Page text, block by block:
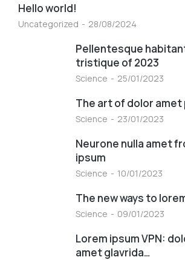
Hello world!
Uncategorized 28/08/2024
Pellentesque
tristique of 2023
Science 25/01/2023
The art of dolor
Science 23/01/2023
Neurone nulla amet
ipsum
Science 10/01/2023
The new ways to
Science 09/01/2023
Lorem ipsum VPN:
amet glavrida…